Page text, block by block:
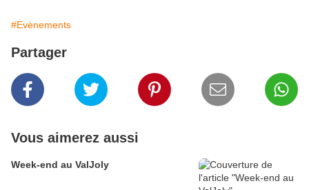
#Evènements
Partager
Vous aimerez aussi
Week-end au ValJoly